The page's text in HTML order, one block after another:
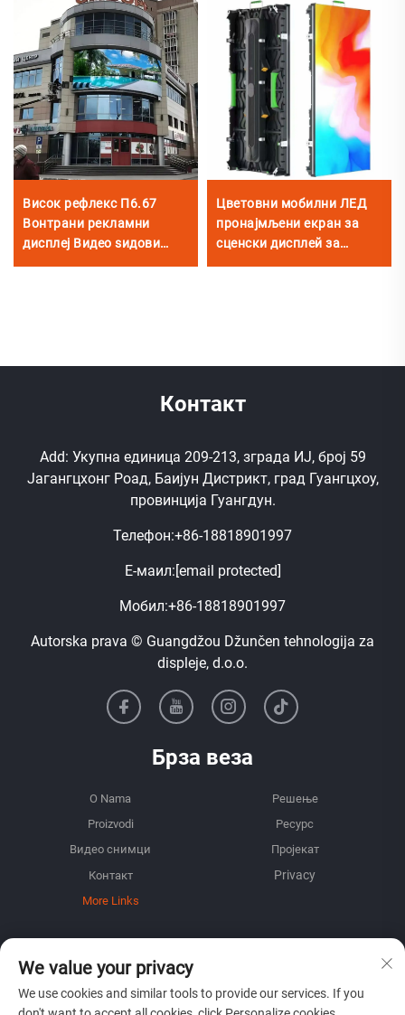
Висок рефлекс П6.67
Вонтрани рекламни
дисплеј Видео ѕидови
панел Пунобојни трајни
Цветовни мобилни ЛЕД
пронајмљени екран за
сценски дисплей за
сценско осветљење и
Контакт
Add: Укупна единица 209-213, зграда ИЈ, број 59
Јагангцхонг Роад, Баијун Дистрикт, град Гуангцхоу,
провинција Гуангдун.
Телефон:+86-18818901997
Е-маил: [email protected]
Мобил:+86-18818901997
Autorska prava © Guangdžou Džunčen tehnologija za
displeje, d.o.o.
Брза веза
O Nama
Решење
Proizvodi
Ресурс
Видео снимци
Пројекат
Контакт
More Links
Пријавите се да бисте добили наш недељни новинар
We value your privacy
We use cookies and similar tools to provide our services. If you